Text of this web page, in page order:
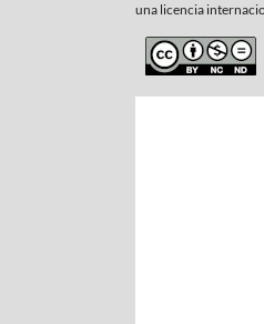
una licencia